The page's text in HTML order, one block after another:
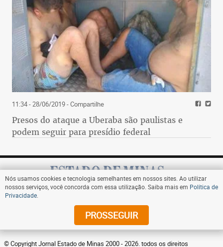
11:34 - 28/06/2019- Compartilhe
Presos do ataque a Uberaba são paulistas e
podem seguir para presídio federal
Assine
© Copyright Jornal Estado de Minas 2000 - 2026. todos os direitos
Nós usamos cookies e tecnologia semelhantes em nossos sites. Ao utilizar
nossos serviços, você concorda com essa utilização. Saiba mais em Política de
Privacidade
PROSSEGUIR